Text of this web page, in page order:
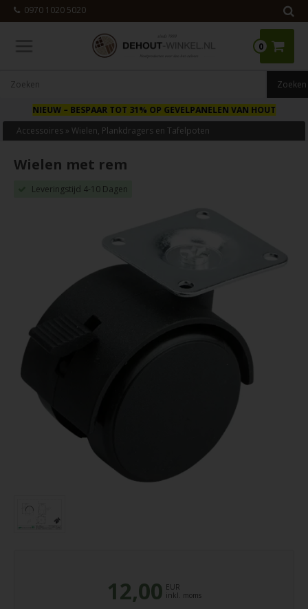
0970 1020 5020
0
NIEUW – BESPAAR TOT 31% OP GEVELPANELEN VAN HOUT
Accessoires »Wielen, Plankdragers en Tafelpoten
Wielen met rem
Leveringstijd 4-10 Dagen
12,00 EUR
inkl. moms